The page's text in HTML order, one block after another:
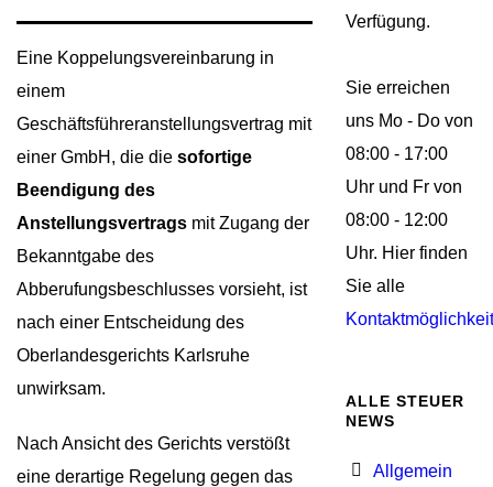
Eine Koppelungsvereinbarung in
einem
Geschäftsführeranstellungsvertrag mit
einer GmbH, die die sofortige
Beendigung des
Anstellungsvertrags mit Zugang der
Bekanntgabe des
Abberufungsbeschlusses vorsieht, ist
nach einer Entscheidung des
Oberlandesgerichts Karlsruhe
unwirksam.
Nach Ansicht des Gerichts verstößt
eine derartige Regelung gegen das
Verfügung.
Sie erreichen
uns Mo - Do von
08:00 - 17:00
Uhr und Fr von
08:00 - 12:00
Uhr. Hier finden
Sie alle
ALLE STEUER
NEWS
Allgemein